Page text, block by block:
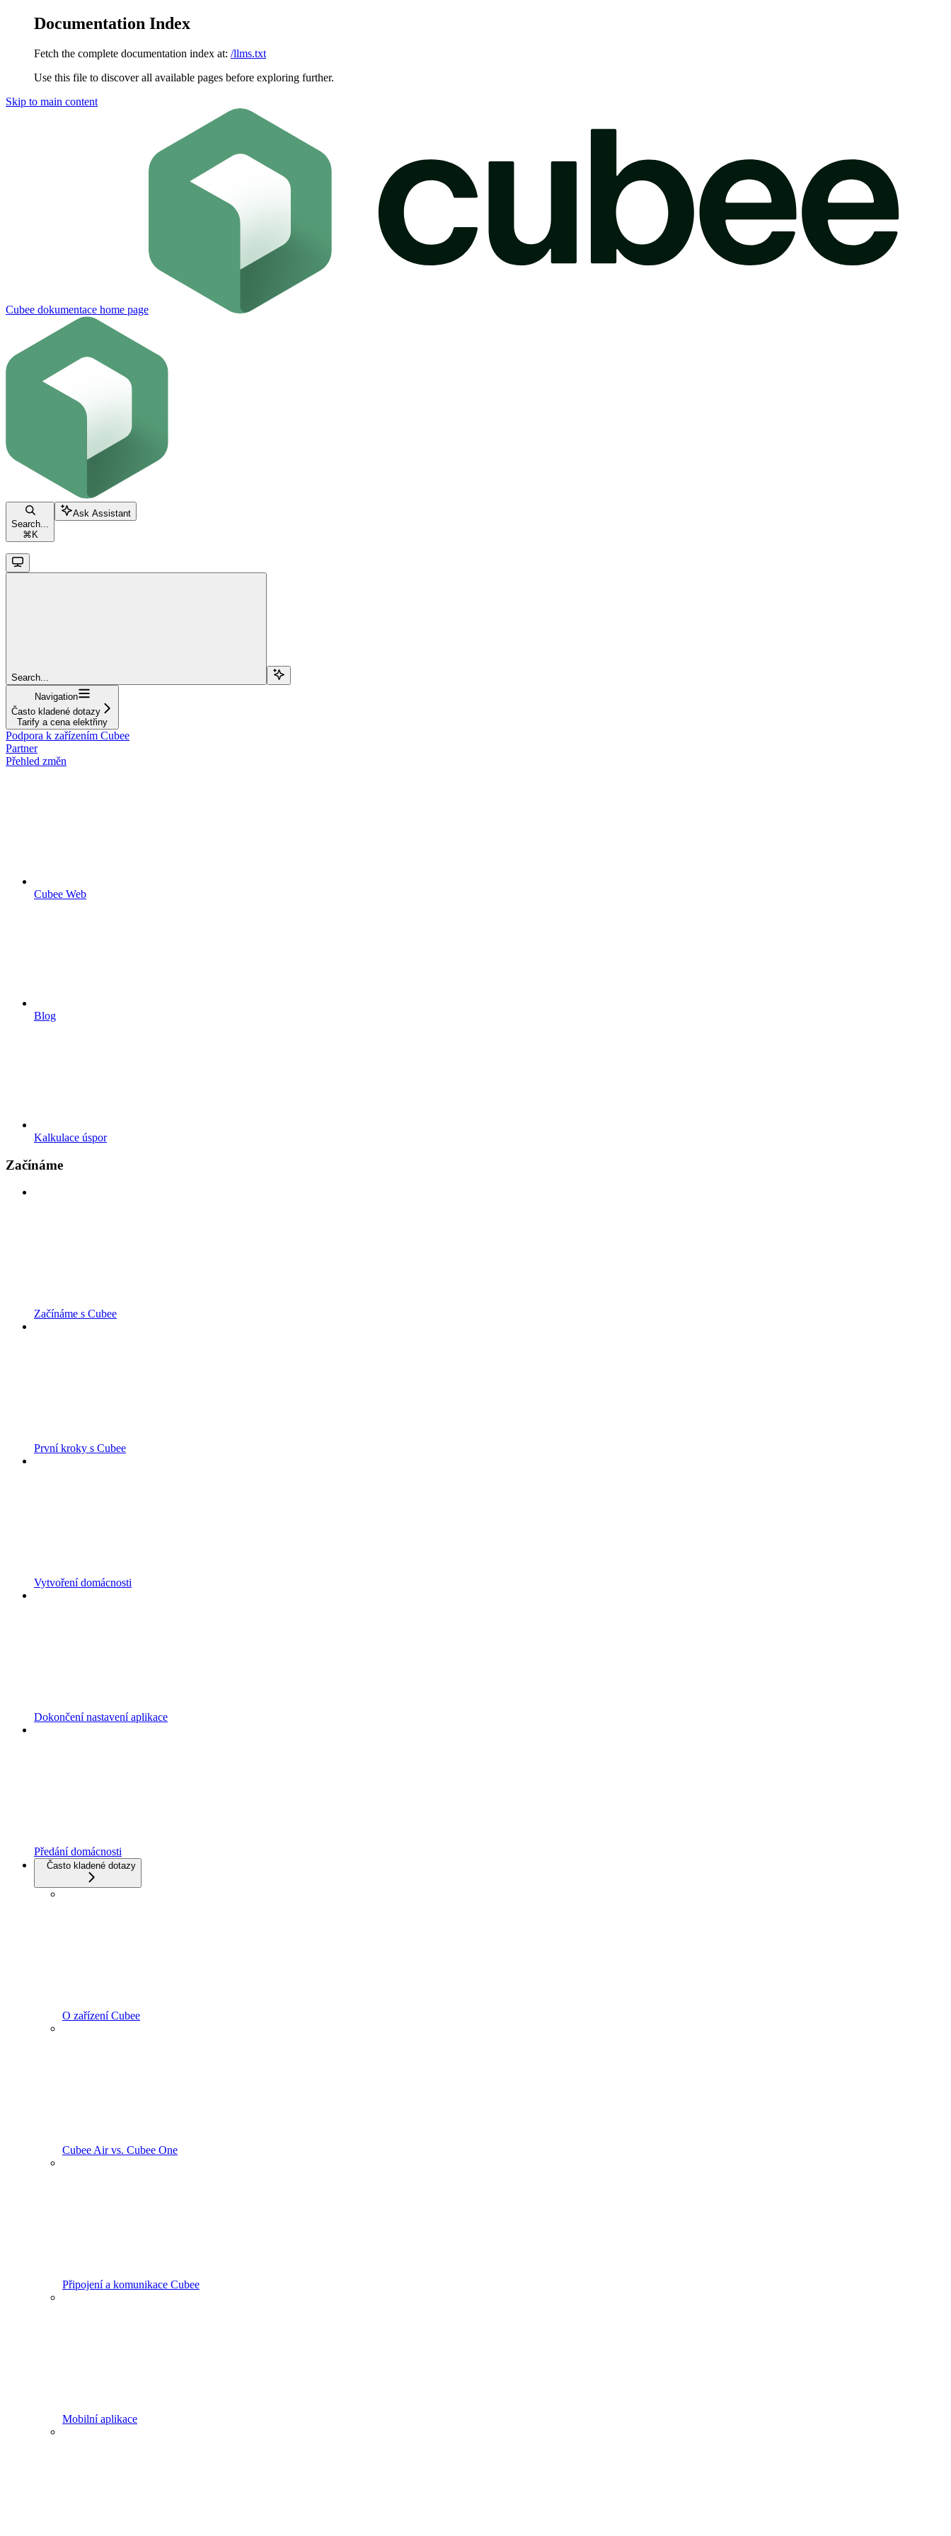
Documentation Index
Fetch the complete documentation index at: /llms.txt
Use this file to discover all available pages before exploring further.
Skip to main content
Cubee dokumentace home page
Search...
⌘ K
Ask Assistant
Search...
Navigation
Často kladené dotazy
Tarify a cena elektřiny
Podpora k zařízením Cubee
Partner
Přehled změn
Cubee Web
Blog
Kalkulace úspor
Začínáme
Začínáme s Cubee
První kroky s Cubee
Vytvoření domácnosti
Dokončení nastavení aplikace
Předání domácnosti
Často kladené dotazy
O zařízení Cubee
Cubee Air vs. Cubee One
Připojení a komunikace Cubee
Mobilní aplikace